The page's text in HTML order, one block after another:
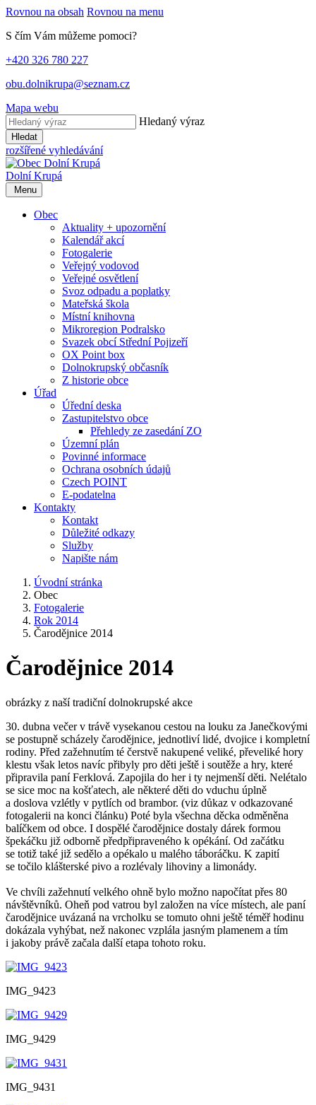
Rovnou na obsah Rovnou na menu
S čím Vám můžeme pomoci?
+420 326 780 227
obu.dolnikrupa@seznam.cz
Mapa webu
Hledaný výraz
Hledat
rozšířené vyhledávání
Dolní Krupá
Menu
Obec
Aktuality + upozornění
Kalendář akcí
Fotogalerie
Veřejný vodovod
Veřejné osvětlení
Svoz odpadu a poplatky
Mateřská škola
Místní knihovna
Mikroregion Podralsko
Svazek obcí Střední Pojizeří
OX Point box
Dolnokrupský občasník
Z historie obce
Úřad
Úřední deska
Zastupitelstvo obce
Přehledy ze zasedání ZO
Územní plán
Povinné informace
Ochrana osobních údajů
Czech POINT
E-podatelna
Kontakty
Kontakt
Důležité odkazy
Služby
Napište nám
Úvodní stránka
Obec
Fotogalerie
Rok 2014
Čarodějnice 2014
Čarodějnice 2014
obrázky z naší tradiční dolnokrupské akce
30. dubna večer v trávě vysekanou cestou na louku za Janečkovými
se postupně scházely čarodějnice, jednotliví lidé, dvojice i kompletní
rodiny. Před zažehnutím té čerstvě nakupené veliké, převeliké hory
klestu však letos navíc přibyly pro děti ještě i soutěže a hry, které
připravila paní Ferklová. Zapojila do her i ty nejmenší děti. Nelétalo
se sice moc na košťatech, ale některé děti do vduchu úplně
a doslova vzlétly v pytlích od brambor. (viz důkaz v odkazované
fotogalerii na konci článku) Poté byla všechna děcka odměněna
balíčkem od obce. I dospělé čarodějnice dostaly dárek formou
špekáčku již odborně předpřipraveného k opékání. Od začátku
se totiž také již sedělo a opékalo u malého táboráčku. K zapití
se točilo klášterské pivo a rozlévaly lihoviny a limonády.
Ve chvíli zažehnutí velkého ohně bylo možno napočítat přes 80
návštěvníků. Oheň pod vatrou byl založen na více místech, ale paní
čarodějnice uvázaná na vrcholku se tomuto ohni ještě téměř hodinu
dokázala vyhýbat, než nakonec vzplála jasným plamenem a tím
i jakoby právě začala další etapa tohoto roku.
IMG_9423
IMG_9429
IMG_9431